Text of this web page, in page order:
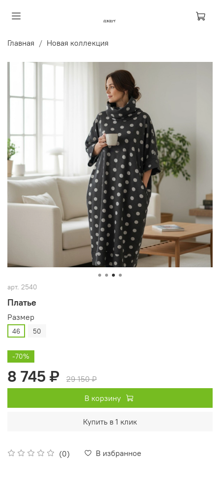
Главная Новая коллекция
арт. 2540
Платье
(0) В избранное
Размер
46 50
-70%
8 745 ₽
29 150 ₽
В корзину
Купить в 1 клик